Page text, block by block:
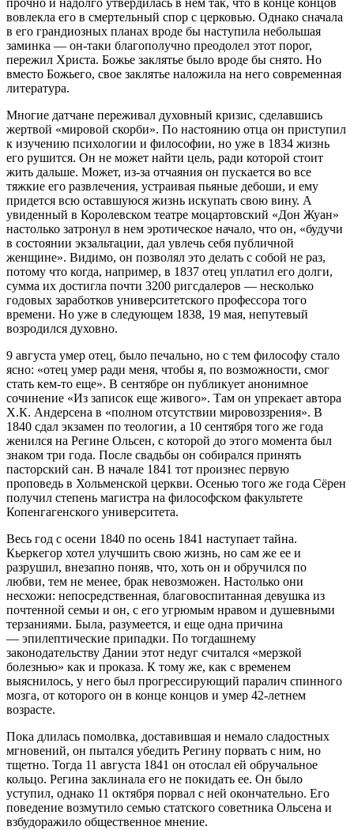
прочно и надолго утвердилась в нем так, что в конце концов
вовлекла его в смертельный спор с церковью. Однако сначала
в его грандиозных планах вроде бы наступила небольшая
заминка — он-таки благополучно преодолел этот порог,
пережил Христа. Божье заклятье было вроде бы снято. Но
вместо Божьего, свое заклятье наложила на него современная
литература.
Многие датчане переживал духовный кризис, сделавшись
жертвой «мировой скорби». По настоянию отца он приступил
к изучению психологии и философии, но уже в 1834 жизнь
его рушится. Он не может найти цель, ради которой стоит
жить дальше. Может, из-за отчаяния он пускается во все
тяжкие его развлечения, устраивая пьяные дебоши, и ему
придется всю оставшуюся жизнь искупать свою вину. А
увиденный в Королевском театре моцартовский «Дон Жуан»
настолько затронул в нем эротическое начало, что он, «будучи
в состоянии экзальтации, дал увлечь себя публичной
женщине». Видимо, он позволял это делать с собой не раз,
потому что когда, например, в 1837 отец уплатил его долги,
сумма их достигла почти 3200 ригсдалеров — несколько
годовых заработков университетского профессора того
времени. Но уже в следующем 1838, 19 мая, непутевый
возродился духовно.
9 августа умер отец, было печально, но с тем философу стало
ясно: «отец умер ради меня, чтобы я, по возможности, смог
стать кем-то еще». В сентябре он публикует анонимное
сочинение «Из записок еще живого». Там он упрекает автора
Х.К. Андерсена в «полном отсутствии мировоззрения». В
1840 сдал экзамен по теологии, а 10 сентября того же года
женился на Регине Ольсен, с которой до этого момента был
знаком три года. После свадьбы он собирался принять
пасторский сан. В начале 1841 тот произнес первую
проповедь в Хольменской церкви. Осенью того же года Сёрен
получил степень магистра на философском факультете
Копенгагенского университета.
Весь год с осени 1840 по осень 1841 наступает тайна.
Кьеркегор хотел улучшить свою жизнь, но сам же ее и
разрушил, внезапно поняв, что, хоть он и обручился по
любви, тем не менее, брак невозможен. Настолько они
несхожи: непосредственная, благовоспитанная девушка из
почтенной семьи и он, с его угрюмым нравом и душевными
терзаниями. Была, разумеется, и еще одна причина
— эпилептические припадки. По тогдашнему
законодательству Дании этот недуг считался «мерзкой
болезнью» как и проказа. К тому же, как с временем
выяснилось, у него был прогрессирующий паралич спинного
мозга, от которого он в конце концов и умер 42-летнем
возрасте.
Пока длилась помолвка, доставившая и немало сладостных
мгновений, он пытался убедить Регину порвать с ним, но
тщетно. Тогда 11 августа 1841 он отослал ей обручальное
кольцо. Регина заклинала его не покидать ее. Он было
уступил, однако 11 октября порвал с ней окончательно. Его
поведение возмутило семью статского советника Ольсена и
взбудоражило общественное мнение.